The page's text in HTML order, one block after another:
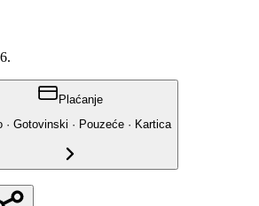
Plaćanje
· Gotovinski · Pouzeće · Kartica